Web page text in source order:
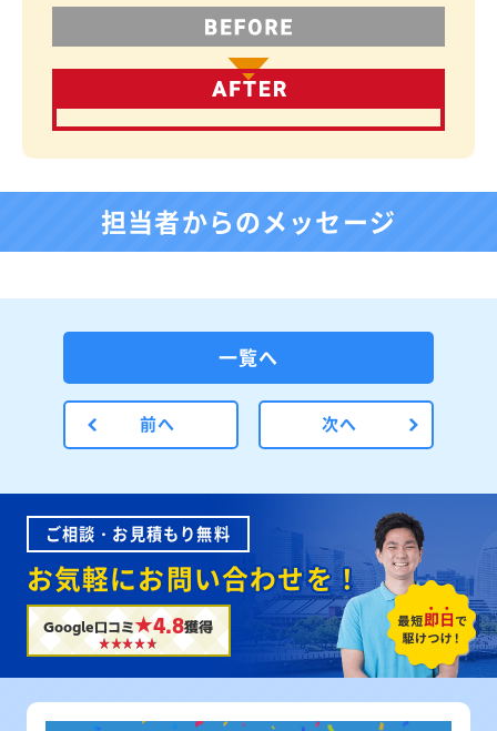
担当者からのメッセージ
前へ
一覧へ
次へ
ご相談・お見積もり無料
お気軽にお問い合わせを！
Google口コミ★4.8獲得